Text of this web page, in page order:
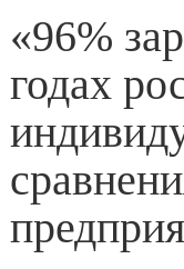
«96%
годах